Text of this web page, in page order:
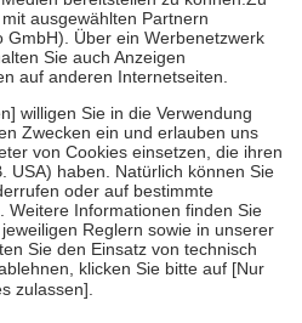
sowie zehn Euro je
für ihre eigene Gesundheit zu
der Familie zu unterstützen,
zum vollendeten 18. Lebensjahr
und Früherkennung, die von der